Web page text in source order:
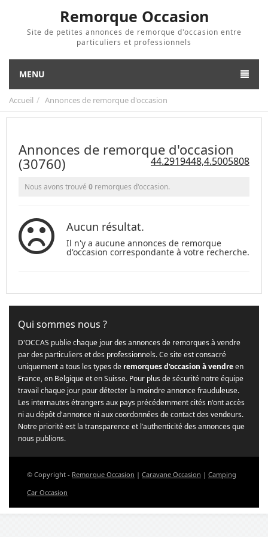
Remorque Occasion
Site de petites annonces de remorque d'occasion entre
particuliers et professionnels
MENU
Accueil Annonces de remorque d'occasion
Annonces de remorque d'occasion
(30760)
44.2919448,4.5005808
Nous avons trouvé 0 remorques d'occasion.
Aucun résultat.
Il n'y a aucune annonces de remorque
d'occasion correspondante à votre recherche.
Qui sommes nous ?
D'OCCAS publie chaque jour des annonces de remorques à vendre
par des particuliers et des professionnels. Ce site est consacré
uniquement a tous les types de remorques d'occasion à vendreen
France, en Belgique et en Suisse. Pour plus de sécurité notre équipe
travail chaque jour pour détecter la moindre annonce frauduleuse.
Les internautes étrangers aux pays précédemment cités n'ont accès
ni au dépôt d'annonce ni aux coordonnées de contact des vendeurs.
Notre priorité est la transparence et l’authenticité des annonces que
nous publions.
© Copyright - Remorque Occasion | Caravane Occasion | Camping
Car Occasion